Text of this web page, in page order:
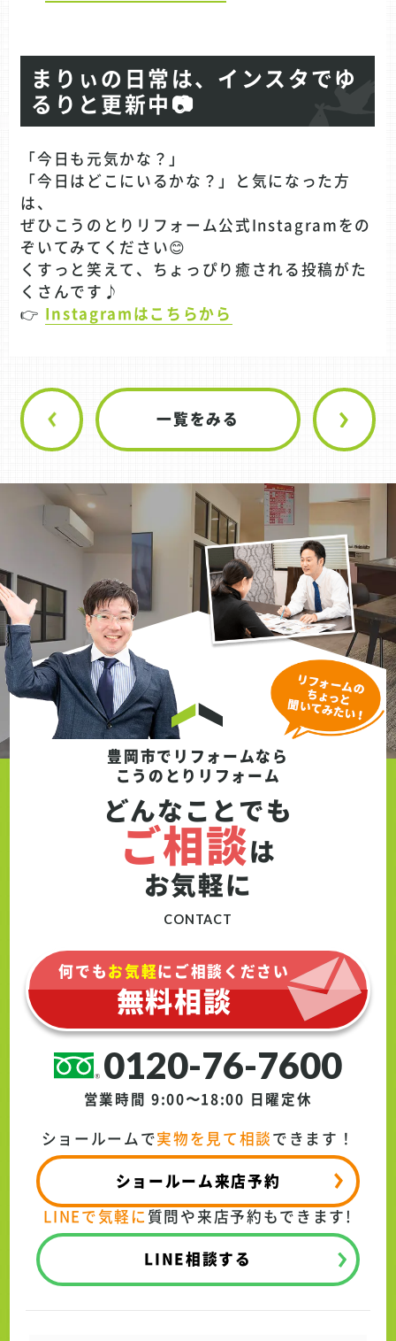
まりぃの日常は、インスタでゆ
るりと更新中📷
「今日も元気かな？」
「今日はどこにいるかな？」と気になった方
は、
ぜひこうのとりリフォーム公式Instagramをの
ぞいてみてください😊
くすっと笑えて、ちょっぴり癒される投稿がた
くさんです♪
👉 Instagramはこちらから
一覧をみる
豊岡市でリフォームなら
こうのとりリフォーム
どんなことでも
ご相談は
お気軽に
CONTACT
0120-76-7600
営業時間 9:00〜18:00 日曜定休
何でもお気軽にご相談ください
無料相談
LINEで気軽に 質問や来店予約もできます!
LINE相談する
ショールームで実物を見て相談できます！
ショールーム来店予約